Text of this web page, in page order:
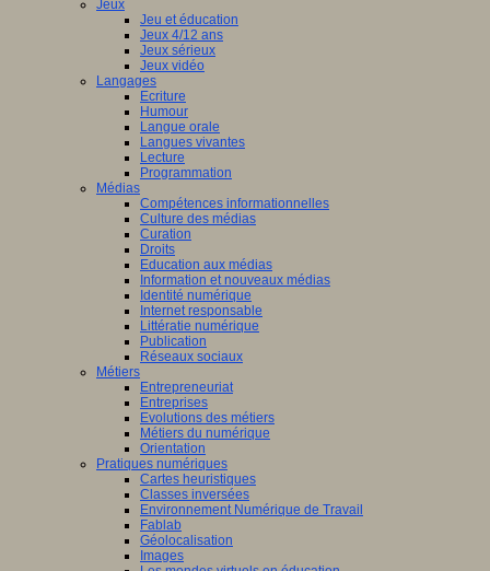
Jeux
Jeu et éducation
Jeux 4/12 ans
Jeux sérieux
Jeux vidéo
Langages
Ecriture
Humour
Langue orale
Langues vivantes
Lecture
Programmation
Médias
Compétences informationnelles
Culture des médias
Curation
Droits
Education aux médias
Information et nouveaux médias
Identité numérique
Internet responsable
Littératie numérique
Publication
Réseaux sociaux
Métiers
Entrepreneuriat
Entreprises
Evolutions des métiers
Métiers du numérique
Orientation
Pratiques numériques
Cartes heuristiques
Classes inversées
Environnement Numérique de Travail
Fablab
Géolocalisation
Images